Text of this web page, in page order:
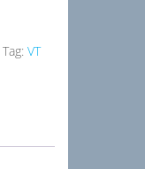
Tag: VT